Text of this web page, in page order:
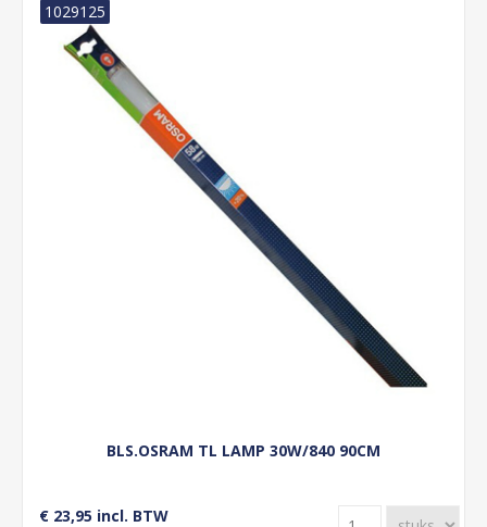
BLS.OSRAM TL LAMP 30W/840 90CM
1029125
€ 23,95 incl. BTW